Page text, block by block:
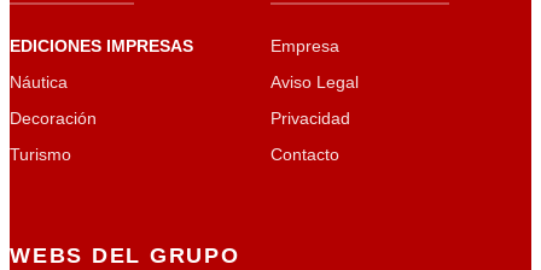
EDICIONES IMPRESAS
Náutica
Decoración
Turismo
Empresa
Aviso Legal
Privacidad
Contacto
WEBS DEL GRUPO